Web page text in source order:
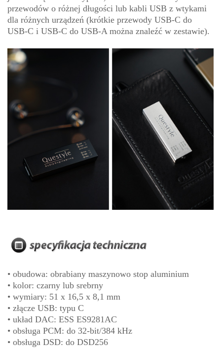
przewodów o różnej długości lub kabli USB z wtykami
dla różnych urządzeń (krótkie przewody USB-C do
USB-C i USB-C do USB-A można znaleźć w zestawie).
• obudowa: obrabiany maszynowo stop aluminium
• kolor: czarny lub srebrny
• wymiary: 51 x 16,5 x 8,1 mm
• złącze USB: typu C
• układ DAC: ESS ES9281AC
• obsługa PCM: do 32-bit/384 kHz
• obsługa DSD: do DSD256